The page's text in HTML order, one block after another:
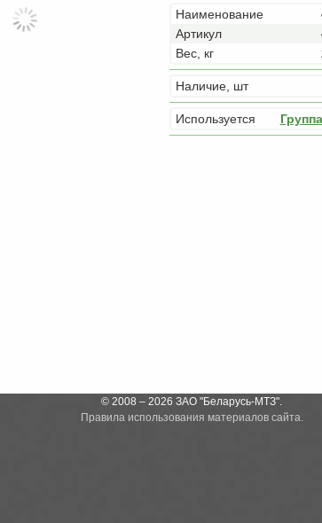
Наименование
Артикул
Вес, кг
Наличие, шт
Используется
© 2008 – 2026 ЗАО "Беларусь-МТЗ".
Правила использования материалов сайта.